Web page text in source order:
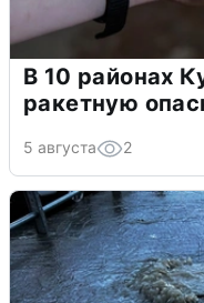
В 10 районах
ракетную
5 августа 2